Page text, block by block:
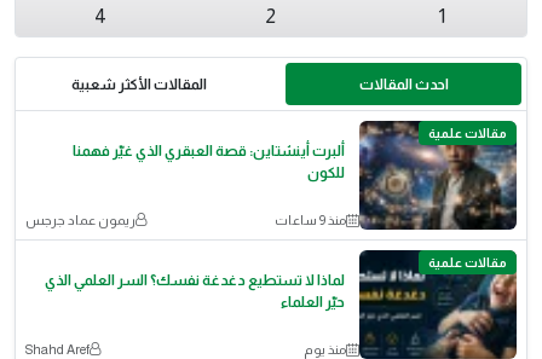
1
2
4
احدث المقالات المقالات الأكثر شعبية
مقالات علمية
ألبرت أينشتاين: قصة العبقري الذي غيّر فهمنا
للكون
منذ 9 ساعات ريمون عماد جرجس
مقالات علمية
لماذا لا تستطيع دغدغة نفسك؟ السر العلمي الذي
حيّر العلماء
منذ يوم Shahd Aref